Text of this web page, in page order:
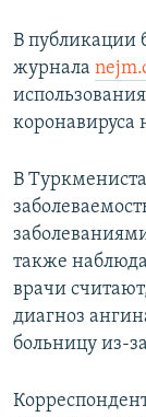
В публикации
журнала
коронавируса
В
также
врачи
диагноз
больницу из-